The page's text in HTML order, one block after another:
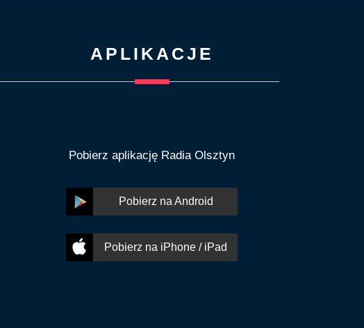
APLIKACJE
Pobierz aplikację Radia Olsztyn
Pobierz na Android
Pobierz na iPhone / iPad